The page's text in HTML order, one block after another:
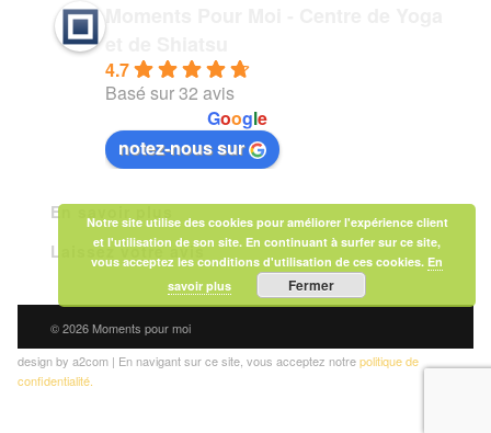
Moments Pour Moi - Centre de Yoga
et de Shiatsu
4.7
Basé sur 32 avis
Google
notez-nous sur
En savoir plus
Laissez votre avis
© 2026 Moments pour moi
design by a2com | En navigant sur ce site, vous acceptez notrepolitique de
confidentialité.
Notre site utilise des cookies pour améliorer l'expérience client
et l'utilisation de son site. En continuant à surfer sur ce site,
vous acceptez les conditions d'utilisation de ces cookies. En
savoir plus
Fermer